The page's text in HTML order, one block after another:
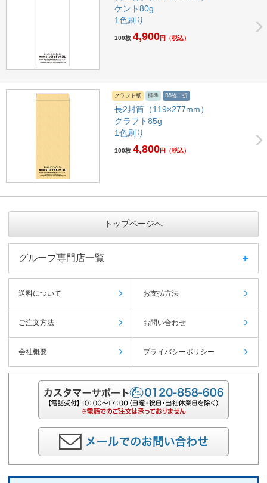
ケント80g
1色刷り
100枚 4,900円 （税込）
クラフト紙 標準 B5縦二折
長2封筒（119×277mm）
クラフト85g
1色刷り
100枚 4,800円 （税込）
トップページへ
グループ専門店一覧
送料について お支払方法
ご注文方法 お問い合わせ
会社概要 プライバシーポリシー